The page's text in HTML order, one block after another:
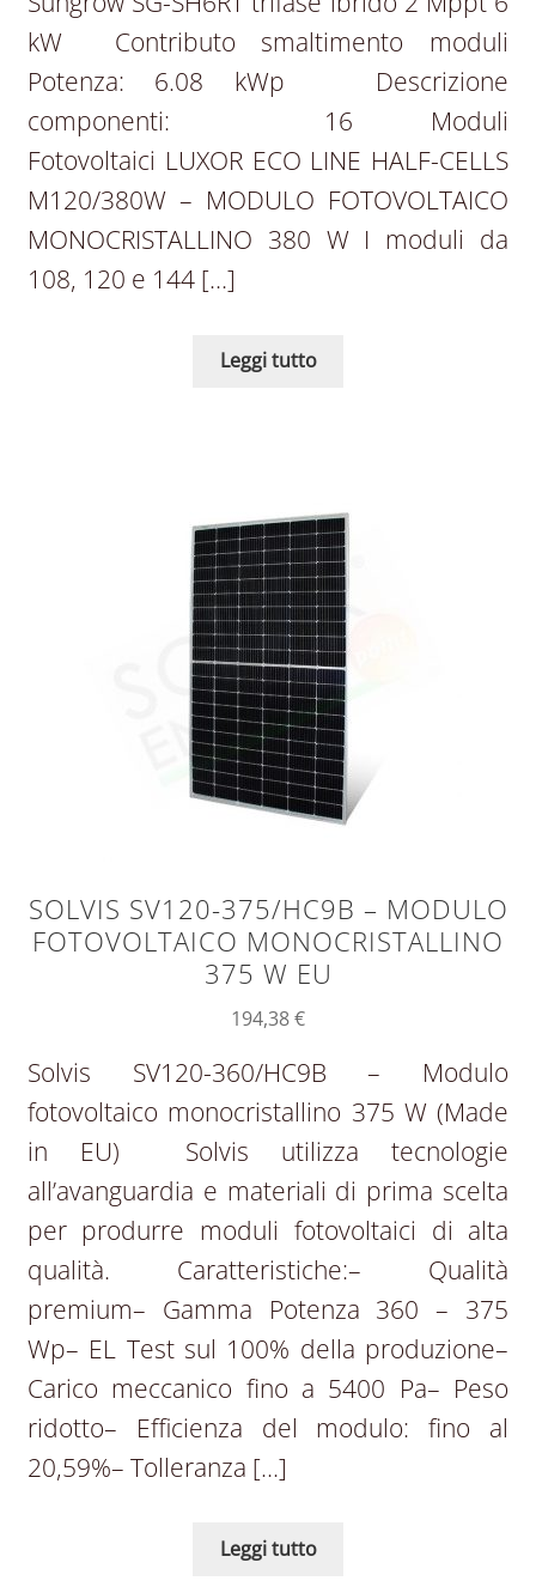
kW Contributo smaltimento moduli
Potenza: 6.08 kWp Descrizione
componenti: 16 Moduli
Fotovoltaici LUXOR ECO LINE HALF-CELLS
M120/380W – MODULO FOTOVOLTAICO
MONOCRISTALLINO 380 W I moduli da
108, 120 e 144 […]
Leggi tutto
SOLVIS SV120-375/HC9B – MODULO
FOTOVOLTAICO MONOCRISTALLINO
375 W EU
194,38€
Solvis SV120-360/HC9B – Modulo
fotovoltaico monocristallino 375 W (Made
in EU) Solvis utilizza tecnologie
all’avanguardia e materiali di prima scelta
per produrre moduli fotovoltaici di alta
qualità. Caratteristiche:– Qualità
premium– Gamma Potenza 360 – 375
Wp– EL Test sul 100% della produzione–
Carico meccanico fino a 5400 Pa– Peso
ridotto– Efficienza del modulo: fino al
20,59%– Tolleranza […]
Leggi tutto